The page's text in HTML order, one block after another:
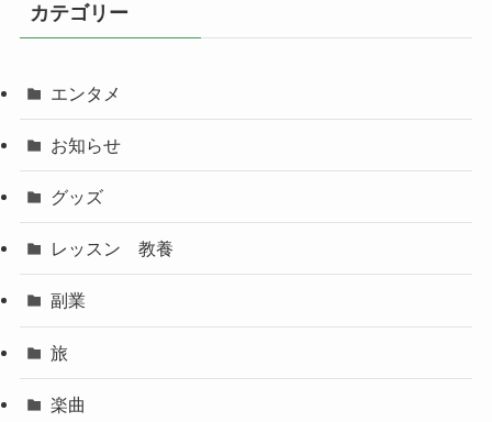
カテゴリー
エンタメ
お知らせ
グッズ
レッスン 教養
副業
旅
楽曲